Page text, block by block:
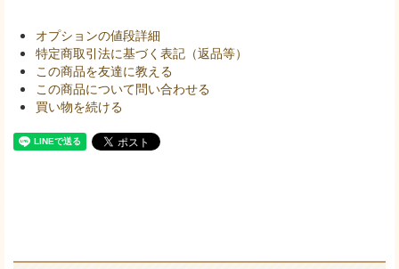
オプションの値段詳細
特定商取引法に基づく表記（返品等）
この商品を友達に教える
この商品について問い合わせる
買い物を続ける